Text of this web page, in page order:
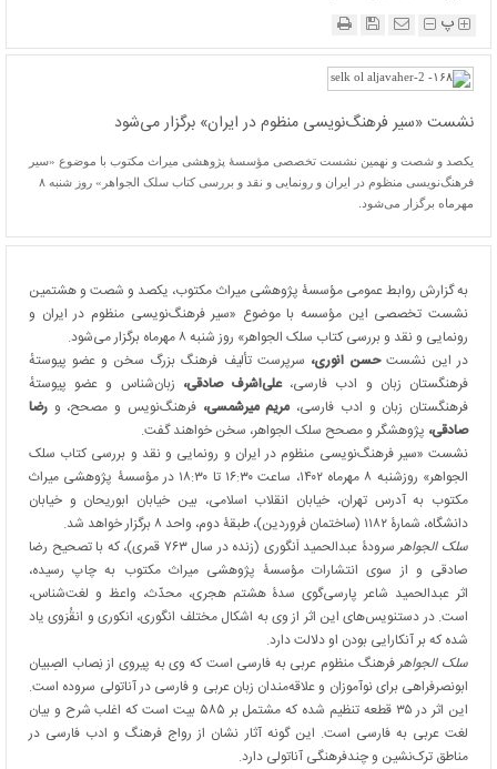
پ
نشست «سیر فرهنگ‌نویسی منظوم در ایران» برگزار می‌شود
یکصد و شصت و نهمین نشست تخصصی مؤسسۀ پژوهشی میراث مکتوب با موضوع «سیر
فرهنگ‌نویسی منظوم در ایران و رونمایی و نقد و بررسی کتاب سلک الجواهر» روز شنبه ۸
مهرماه برگزار می‌شود.
به گزارش روابط عمومی مؤسسۀ پژوهشی میراث مکتوب، یکصد و شصت و هشتمین
نشست تخصصی این مؤسسه با موضوع «سیر فرهنگ‌نویسی منظوم در ایران و
رونمایی و نقد و بررسی کتاب سلک الجواهر» روز شنبه ۸ مهرماه برگزار می‌شود.
در این نشستحسن انوری، سرپرست تألیف فرهنگ بزرگ سخن و عضو پیوستهٔ
فرهنگستان زبان و ادب فارسی،علی‌اشرف صادقی، زبان‌شناس و عضو پیوستهٔ
فرهنگستان زبان و ادب فارسی،مریم میرشمسی،فرهنگ‌نویس و مصحح، و رضا
صادقی، پژوهشگر و مصحح سلک الجواهر، سخن خواهند گفت.
نشست «سیر فرهنگ‌نویسی منظوم در ایران و رونمایی و نقد و بررسی کتاب سلک
الجواهر» روزشنبه ۸ مهرماه ۱۴۰۲، ساعت ۱۶:۳۰ تا ۱۸:۳۰ در مؤسسۀ پژوهشی میراث
مکتوب به آدرس تهران، خیابان انقلاب اسلامی، بین خیابان ابوریحان و خیابان
دانشگاه، شمارۀ ۱۱۸۲ (ساختمان فروردین)، طبقۀ دوم، واحد ۸ برگزار خواهد شد.
سلک الجواهر
سرودۀ عبدالحمید اَنگوری (زنده در سال ۷۶۳ قمری)، که با تصحیح رضا
صادقی و از سوی انتشارات مؤسسۀ پژوهشی میراث مکتوب به چاپ رسیده،
اثر عبدالحمید شاعر پارسی‌گوی سدۀ هشتم هجری، محدّث، واعظ و لغت‌شناس،
است. در دستنویس‌های این اثر از وی به اشکال مختلف انگوری، انکوری و انقُرَوی یاد
شده که بر آنکارایی بودن او دلالت دارد.
سلک الجواهرفرهنگ منظوم عربی به فارسی است که وی به پیروی از نِصاب الصِبیان
ابونصرفراهی برای نوآموزان و علاقه‌مندان زبان عربی و فارسی در آناتولی سروده است.
این اثر در ۳۵ قطعه تنظیم شده که مشتمل بر ۵۸۵ بیت است که اغلب شرح و بیان
لغت عربی به فارسی است. این گونه آثار نشان از رواج فرهنگ و ادب فارسی در
مناطق ترک‌نشین و چندفرهنگی آناتولی دارد.